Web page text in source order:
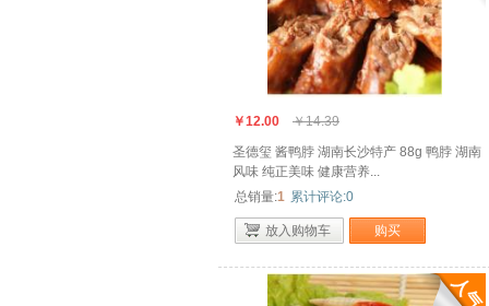
￥12.00
￥14.39
圣德玺 酱鸭脖 湖南长沙特产 88g 鸭脖 湖南
风味 纯正美味 健康营养...
总销量:1 累计评论:0
放入购物车 购买